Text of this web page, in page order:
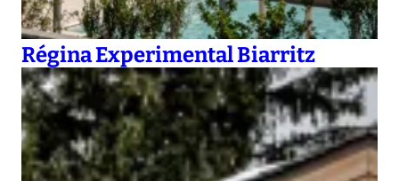
Régina Experimental Biarritz